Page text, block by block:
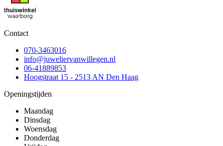
Contact
070-3463016
info@juweliervanwillegen.nl
06-41889853
Hoogstraat 15 - 2513 AN Den Haag
Openingstijden
Maandag
Dinsdag
Woensdag
Donderdag